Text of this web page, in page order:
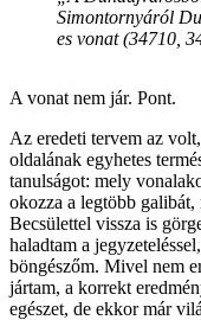
Simontornyáról
es vonat (34710,
A vonat nem jár. Pont.
Az eredeti tervem az
oldalának egyhetes
tanulságot: mely
okozza a legtöbb
Becsülettel vissza is
haladtam a
böngészőm. Mivel nem
jártam, a korrekt
egészet, de ekkor már